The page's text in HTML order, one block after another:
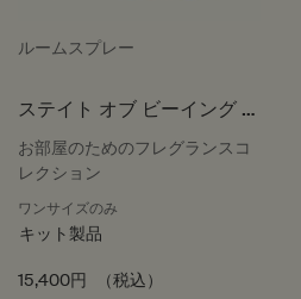
ルームスプレー
ステイト オブ ビーイング ア
ロマティック ルームスプレ
ー トリオ
お部屋のためのフレグランスコ
レクション
ワンサイズのみ
キット製品
15,400円 （税込）